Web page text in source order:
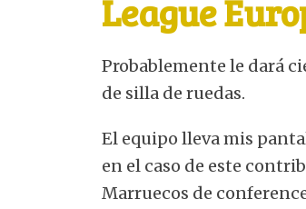
League
Probablemente le dará
de silla de ruedas.
El equipo lleva mis
en el caso de este
Marruecos de